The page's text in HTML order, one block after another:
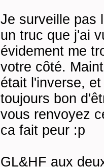
Je surveille pas
un truc que j'ai
évidement me
votre côté.
était l'inverse,
toujours bon
vous renvoyez
ca fait peur :p
GL&HF aux